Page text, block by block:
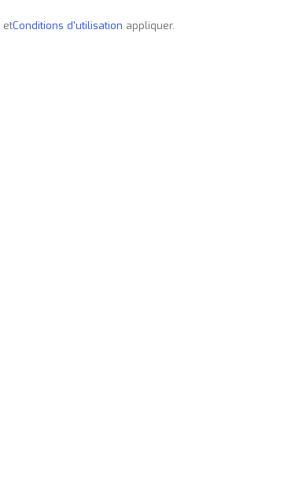
etConditions d'utilisation appliquer.